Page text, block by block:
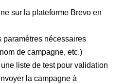
sur la plateforme Brevo en
paramètres nécessaires
de campagne, etc.)
liste de test pour validation
la campagne à